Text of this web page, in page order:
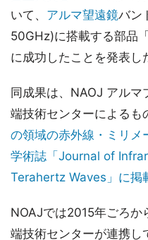
いて、 アルマ望遠鏡バン
50GHz)に搭載する部品
に成功したことを発表し
同成果は、NAOJ アル
端技術センターによるも
の領域の赤外線・ミリメ
学術誌「Journal of
Terahertz Waves」に掲
NOAJでは2015年ごろか
端技術センターが連携し